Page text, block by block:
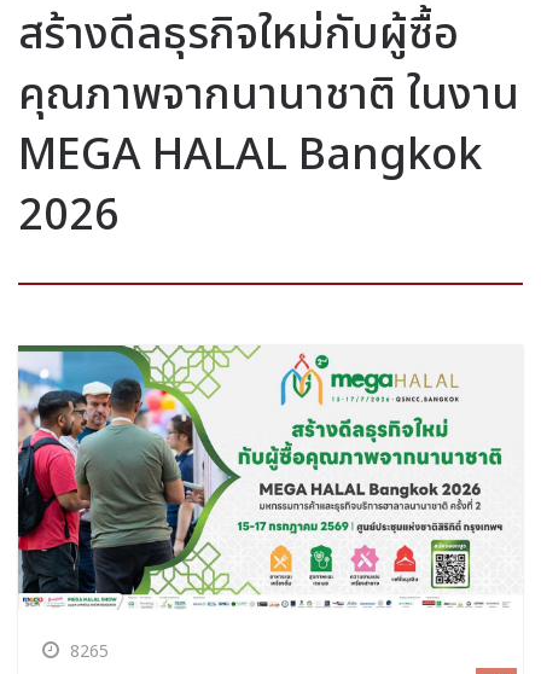
สร้างดีลธุรกิจใหม่กับผู้ซื้อ
คุณภาพจากนานาชาติ ในงาน
MEGA HALAL Bangkok
2026
8265